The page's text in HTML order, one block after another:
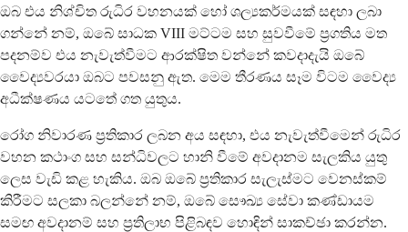
ඔබ එය නිශ්චිත රුධිර වහනයක් හෝ ශල්‍යකර්මයක් සඳහා ලබා
ගන්නේ නම්, ඔබේ සාධක VIII මට්ටම සහ සුවවීමේ ප්‍රගතිය මත
පදනම්ව එය නැවැත්වීමට ආරක්ෂිත වන්නේ කවදාදැයි ඔබේ
වෛද්‍යවරයා ඔබට පවසනු ඇත. මෙම තීරණය සෑම විටම වෛද්‍ය
අධීක්ෂණය යටතේ ගත යුතුය.
රෝග නිවාරණ ප්‍රතිකාර ලබන අය සඳහා, එය නැවැත්වීමෙන් රුධිර
වහන කථාංග සහ සන්ධිවලට හානි වීමේ අවදානම සැලකිය යුතු
ලෙස වැඩි කළ හැකිය. ඔබ ඔබේ ප්‍රතිකාර සැලැස්මට වෙනස්කම්
කිරීමට සලකා බලන්නේ නම්, ඔබේ සෞඛ්‍ය සේවා කණ්ඩායම
සමඟ අවදානම් සහ ප්‍රතිලාභ පිළිබඳව හොඳින් සාකච්ඡා කරන්න.